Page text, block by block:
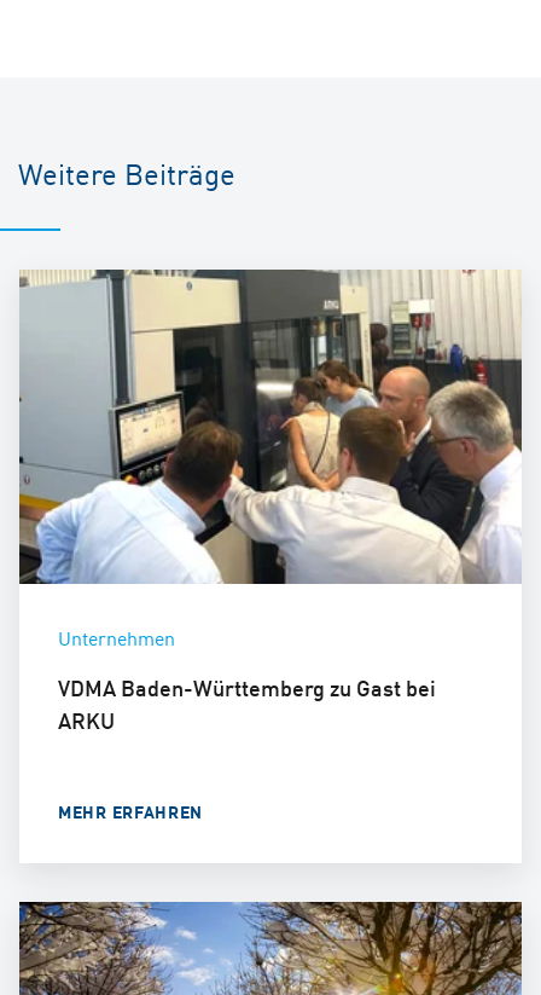
Weitere Beiträge
Unternehmen
VDMA Baden-Württemberg zu Gast bei
ARKU
MEHR ERFAHREN